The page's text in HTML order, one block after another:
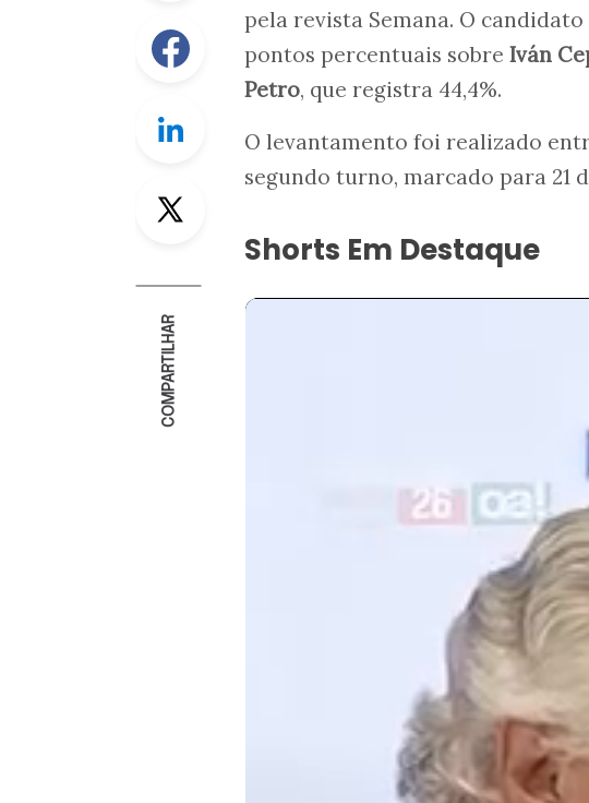
Facebook
Twitter
COMPARTILHAR
pela revista Semana. O
pontos percentuais sobre Iván
Petro, que registra 44,4%.
O levantamento foi realizado
segundo turno, marcado para 21
Shorts Em Destaque